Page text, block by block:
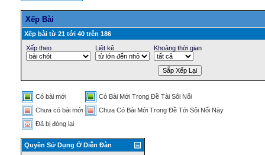
Xếp Bài
Xếp bài từ 21 tới 40 trên 186
Xếp theo
Liệt kê Khoảng thời gian
Có bài mới
Có Bài Mới Trong Ðề Tài Sôi Nổi
Chưa có bài mới
Chưa Có Bài Mới Trong Ðề Tới Sôi Nổi Này
Ðã bị đóng lại
Quyền Sử Dụng Ở Diễn Ðàn